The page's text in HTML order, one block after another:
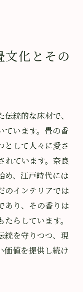
化とその
統的な床材で、
ています。畳の香
として人々に愛さ
れています。奈良
め、江戸時代には
のインテリアでは
あり、その香りは
らしています。
統を守りつつ、現
価値を提供し続け